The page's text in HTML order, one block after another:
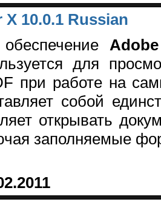
10.0.1 Russian
для
при работе на
собой
открывать
заполняемые